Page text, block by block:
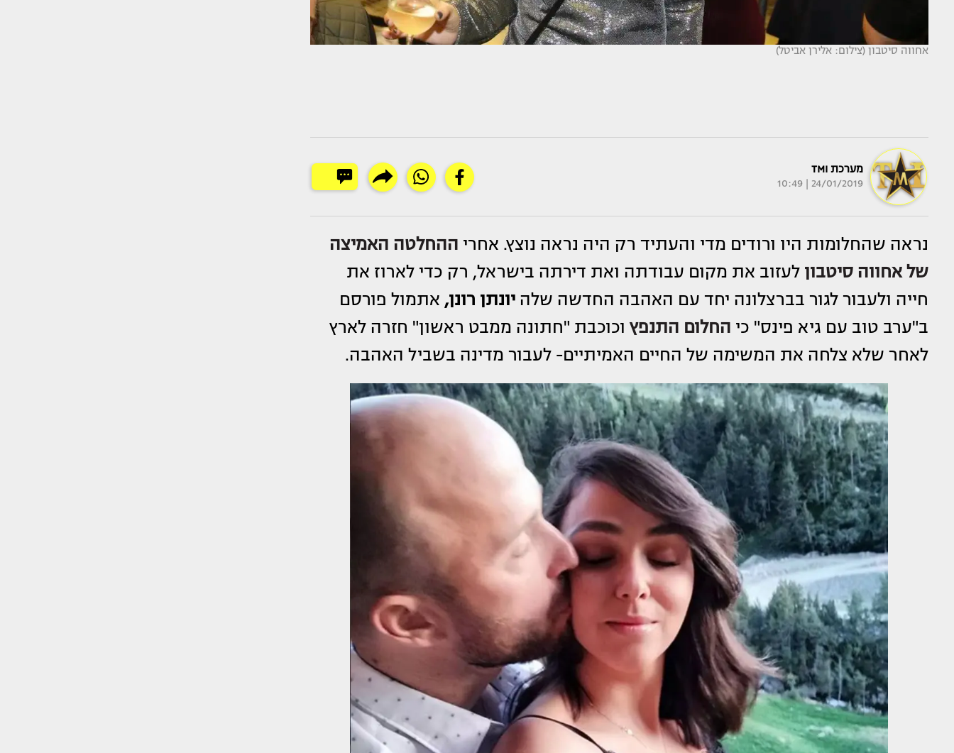
אחווה סיטבון (צילום: אלירן אביטל)
מערכת TMI
24/01/2019 | 10:49
נראה שהחלומות היו ורודים מדי והעתיד רק היה נראה נוצץ. אחרי ההחלטה האמיצה
של אחווה סיטבוןלעזוב את מקום עבודתה ואת דירתה בישראל, רק כדי לארוז את
חייה ולעבור לגור בברצלונה יחד עם האהבה החדשה שלהיונתן רונן, אתמול פורסם
ב"ערב טוב עם גיא פינס" כי החלום התנפץ וכוכבת "חתונה ממבט ראשון" חזרה לארץ
לאחר שלא צלחה את המשימה של החיים האמיתיים- לעבור מדינה בשביל האהבה.